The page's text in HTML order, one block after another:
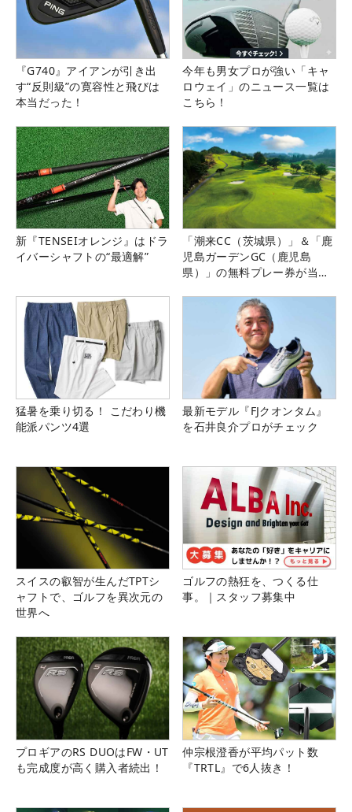
『G740』アイアンが引き出
す“反則級”の寛容性と飛びは
本当だった！
今年も男女プロが強い「キャ
ロウェイ」のニュース一覧は
こちら！
新『TENSEIオレンジ』はドラ
イバーシャフトの“最適解”
「潮来CC（茨城県）」＆「鹿
児島ガーデンGC（鹿児島
県）」の無料プレー券が当た
猛暑を乗り切る！ こだわり機
能派パンツ4選
最新モデル『FJクオンタム』
を石井良介プロがチェック
スイスの叡智が生んだTPTシ
ャフトで、ゴルフを異次元の
世界へ
ゴルフの熱狂を、つくる仕
事。｜スタッフ募集中
プロギアのRS DUOはFW・UT
も完成度が高く購入者続出！
仲宗根澄香が平均パット数
『TRTL』で6人抜き！